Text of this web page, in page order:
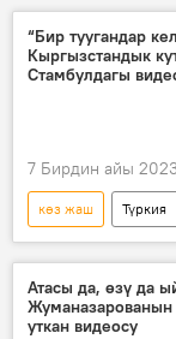
“Бир туугандар
Кыргызстандык
Стамбулдагы
7 Бирдин айы
көз жаш Түркия
зилзала
Видео
Атасы да, өзү да
уткан видеосу